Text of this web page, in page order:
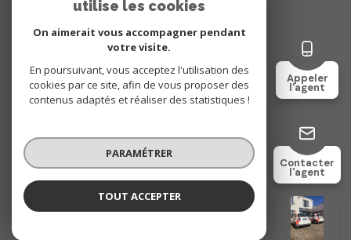
Bien VENDU
Appeler
l'agent
Contacter
l'agent
Cookies
© 2026 | Tous droits réservés
Réalisé par
utilise les cookies
On aimerait vous accompagner pendant
votre visite.
En poursuivant, vous acceptez l'utilisation des
cookies par ce site, afin de vous proposer des
contenus adaptés et réaliser des statistiques !
PARAMÉTRER
TOUT ACCEPTER